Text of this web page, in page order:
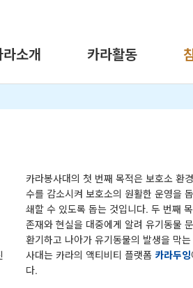
라소개 카라활동
카라봉사대의 첫 번째 목적은 보호소 환
수를 감소시켜 보호소의 원활한 운영을
쇄할 수 있도록 돕는 것입니다. 두 번째
존재와 현실을 대중에게 알려 유기동물
환기하고 나아가 유기동물의 발생을 막
사대는 카라의 액티비티 플랫폼 카라두잉
다.